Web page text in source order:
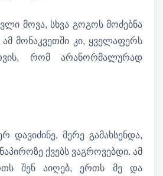
მოვა, სხვა გოგოს მოძებნა
მონაკვეთში კი, ყველაფერს
რომ არანორმალურად
დავიძინე, მერე გამახსენდა,
ქვებს ვაგროვებდი. ამ
შენ აიღებ, ერთს მე და